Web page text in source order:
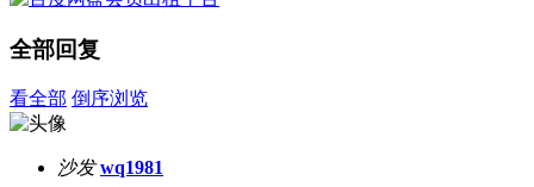
全部回复
看全部 倒序浏览
沙发 wq1981